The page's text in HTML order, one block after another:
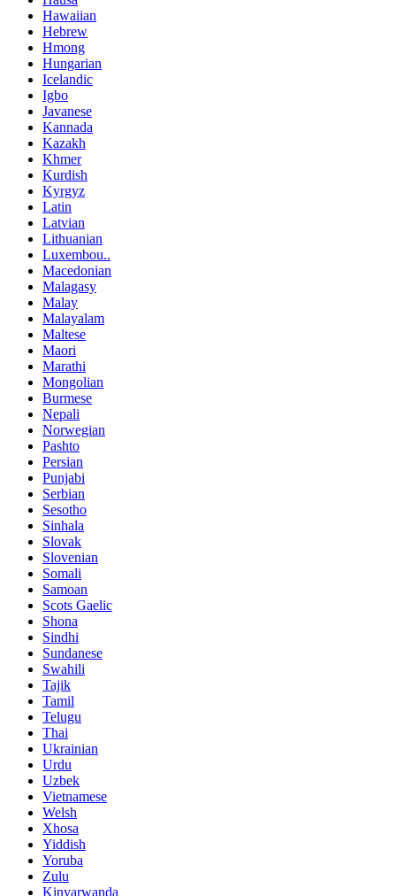
Hawaiian
Hebrew
Hmong
Hungarian
Icelandic
Igbo
Javanese
Kannada
Kazakh
Khmer
Kurdish
Kyrgyz
Latin
Latvian
Lithuanian
Luxembou..
Macedonian
Malagasy
Malay
Malayalam
Maltese
Maori
Marathi
Mongolian
Burmese
Nepali
Norwegian
Pashto
Persian
Punjabi
Serbian
Sesotho
Sinhala
Slovak
Slovenian
Somali
Samoan
Scots Gaelic
Shona
Sindhi
Sundanese
Swahili
Tajik
Tamil
Telugu
Thai
Ukrainian
Urdu
Uzbek
Vietnamese
Welsh
Xhosa
Yiddish
Yoruba
Zulu
Kinyarwanda